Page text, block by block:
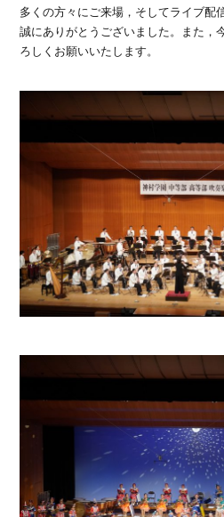
多くの方々にご来場，そしてライブ配
誠にありがとうございました。また，
ろしくお願いいたします。